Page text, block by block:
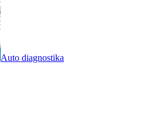
Auto diagnostika